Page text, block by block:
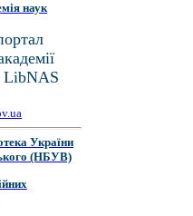
наук
LibNAS
України
(НБУВ)